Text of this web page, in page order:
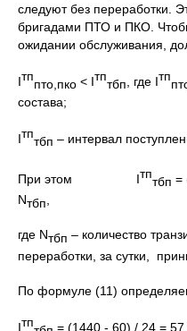
следуют без переработки.
бригадами ПТО и ПКО.
ожидании обслуживания,
Iтп
пто,пко < Iтп
тбп , где Iтп
состава;
Iтп
тбп – интервал
При этом Iтп
тбп =
Nтбп, (
где Nтбп – количество
переработки, за сутки,
По формуле (11)
Iтп = (1440 - 60) / 24 =